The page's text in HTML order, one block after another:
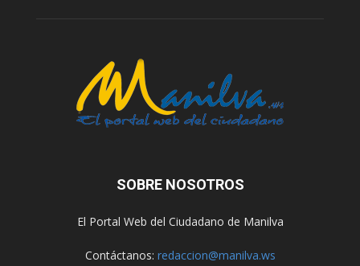
SOBRE NOSOTROS
El Portal Web del Ciudadano de Manilva
Contáctanos: redaccion@manilva.ws